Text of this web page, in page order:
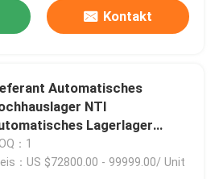
Kontakt
Automatisches
NTI
Lagerlager
und Abholung System
System
：1
：US $72800.00 - 99999.00/ Unit